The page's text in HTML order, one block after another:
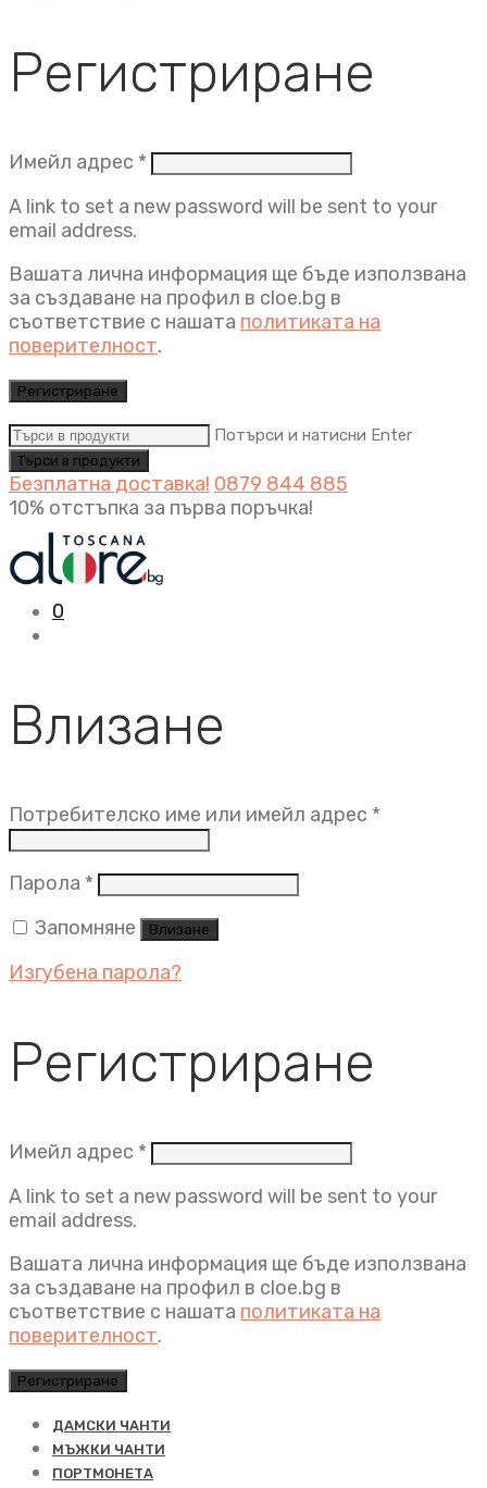
Регистриране
Имейл адрес * Задължително
A link to set a new password will be sent to your
email address.
Вашата лична информация ще бъде използвана
за създаване на профил в cloe.bg в
съответствие с нашата политиката на
поверителност.
Регистриране
Потърси и натисни Enter
Безплатна доставка! 0879 844 885
10% отстъпка за първа поръчка!
0
Влизане
Потребителско име или имейл адрес *
Парола * Задължително
Запомняне
Влизане
Изгубена парола?
Регистриране
Имейл адрес * Задължително
A link to set a new password will be sent to your
email address.
Вашата лична информация ще бъде използвана
за създаване на профил в cloe.bg в
съответствие с нашата политиката на
поверителност.
Регистриране
ДАМСКИ ЧАНТИ
МЪЖКИ ЧАНТИ
ПОРТМОНЕТА